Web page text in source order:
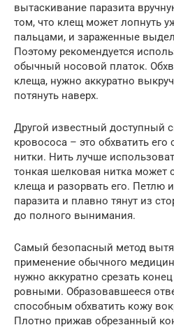
вытаскивание паразита
том, что клещ может лопнуть
пальцами, и зараженные
Поэтому рекомендуется
обычный носовой платок.
клеща, нужно аккуратно
потянуть наверх.
Другой известный доступный
кровососа – это обхватить
нитки. Нить лучше
тонкая шелковая нитка может
клеща и разорвать его. Петлю
паразита и плавно тянут из
до полного вынимания.
Самый безопасный метод
применение обычного
нужно аккуратно срезать
ровными. Образовавшееся
способным обхватить кожу
Плотно прижав обрезанный